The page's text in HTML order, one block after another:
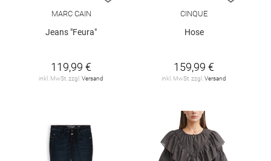
MARC CAIN
Jeans "Feura"
119,99 €
inkl. MwSt. zzgl.Versand
CINQUE
Hose
159,99 €
inkl. MwSt. zzgl.Versand